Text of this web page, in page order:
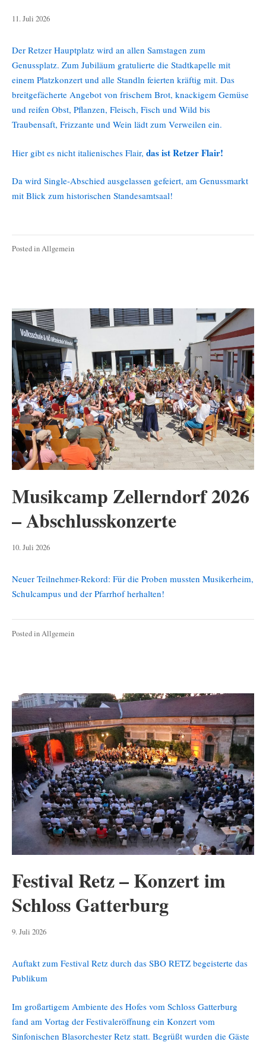
11. Juli 202611.
Der Retzer Hauptplatz wird an allen Samstagen zum
Genussplatz. Zum Jubiläum gratulierte die Stadtkapelle mit
einem Platzkonzert und alle Standln feierten kräftig mit. Das
breitgefächerte Angebot von frischem Brot, knackigem Gemüse
und reifen Obst, Pflanzen, Fleisch, Fisch und Wild bis
Traubensaft, Frizzante und Wein lädt zum Verweilen ein.
Hier gibt es nicht italienisches Flair, das ist Retzer Flair!
Da wird Single-Abschied ausgelassen gefeiert, am Genussmarkt
mit Blick zum historischen Standesamtsaal!
Posted inAllgemein
Musikcamp Zellerndorf 2026
– Abschlusskonzerte
10. Juli 202613.
Neuer Teilnehmer-Rekord: Für die Proben mussten Musikerheim,
Schulcampus und der Pfarrhof herhalten!
Posted inAllgemein
Festival Retz – Konzert im
Schloss Gatterburg
9. Juli 202610.
Auftakt zum Festival Retz durch das SBO RETZ begeisterte das
Publikum
Im großartigem Ambiente des Hofes vom Schloss Gatterburg
fand am Vortag der Festivaleröffnung ein Konzert vom
Sinfonischen Blasorchester Retz statt. Begrüßt wurden die Gäste